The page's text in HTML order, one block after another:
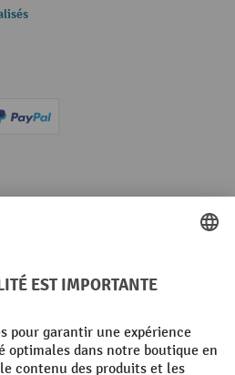
(Visa)
PayPal
anticipé
Mentions légales